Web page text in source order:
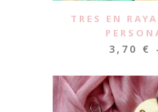
TRES EN
3,70 €